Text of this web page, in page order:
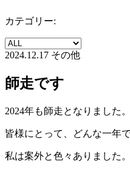
カテゴリー:
2024.12.17 その他
師走です
2024年も師走となりました。
皆様にとって、どんな一年
私は案外と色々ありました。